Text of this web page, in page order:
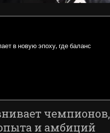
в новую эпоху, где баланс
чемпионов,
и амбиций